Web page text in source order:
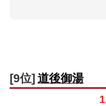
[9位] 道後御湯
1